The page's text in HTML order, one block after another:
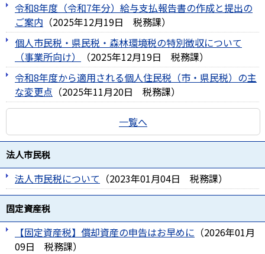
令和8年度（令和7年分）給与支払報告書の作成と提出の
ご案内 （2025年12月19日 税務課）
個人市民税・県民税・森林環境税の特別徴収について
（事業所向け）
（2025年12月19日 税務課）
令和8年度から適用される個人住民税（市・県民税）の主
な変更点 （2025年11月20日 税務課）
一覧へ
法人市民税
法人市民税について （2023年01月04日 税務課）
固定資産税
【固定資産税】償却資産の申告はお早めに （2026年01月
09日
税務課）